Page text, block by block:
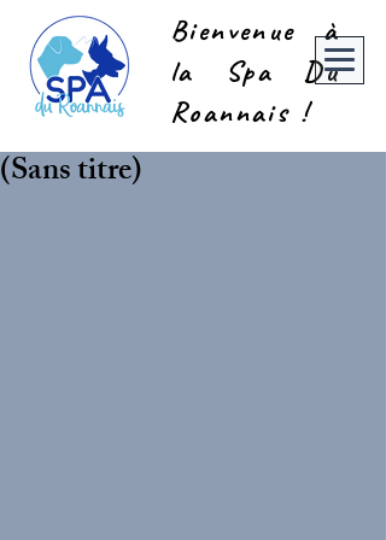
Bienvenue à
la Spa Du
Roannais !
(Sans titre)